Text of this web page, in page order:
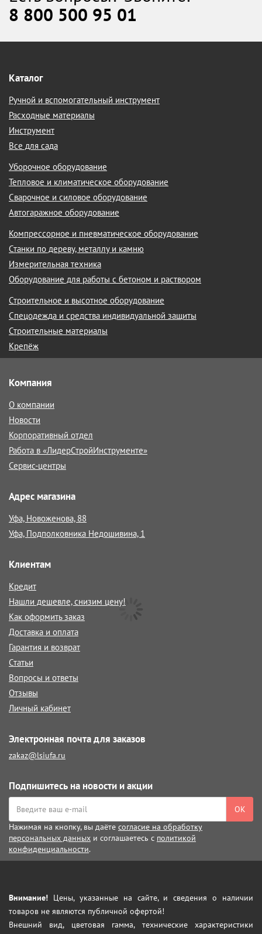
8 800 500 95 01
Каталог
Ручной и вспомогательный инструмент
Расходные материалы
Инструмент
Все для сада
Уборочное оборудование
Тепловое и климатическое оборудование
Сварочное и силовое оборудование
Автогаражное оборудование
Компрессорное и пневматическое оборудование
Станки по дереву, металлу и камню
Измерительная техника
Оборудование для работы с бетоном и раствором
Строительное и высотное оборудование
Спецодежда и средства индивидуальной защиты
Строительные материалы
Крепёж
Компания
О компании
Новости
Корпоративный отдел
Работа в «ЛидерСтройИнструменте»
Сервис-центры
Адрес магазина
Уфа, Новоженова, 88
Уфа, Подполковника Недошивина, 1
Клиентам
Кредит
Нашли дешевле, снизим цену!
Как оформить заказ
Доставка и оплата
Гарантия и возврат
Статьи
Вопросы и ответы
Отзывы
Личный кабинет
Электронная почта для заказов
zakaz@lsiufa.ru
Подпишитесь на новости и акции
ОК
Нажимая на кнопку, вы даёте согласие на обработку
персональных данных и соглашаетесь с политикой
конфиденциальности.
Внимание! Цены, указанные на сайте, и сведения о наличии
товаров не являются публичной офертой!
Внешний вид, цветовая гамма, технические характеристики